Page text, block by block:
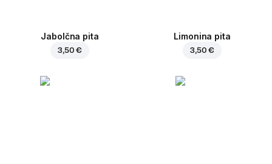
Jabolčna pita
3,50 €
Limonina pita
3,50 €